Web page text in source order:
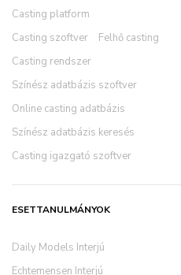
Casting platform
Casting szoftver
Felhő casting
Casting rendszer
Színész adatbázis szoftver
Online casting adatbázis
Színész adatbázis keresés
Casting igazgató szoftver
ESETTANULMÁNYOK
Daily Models Interjú
Echtemensen Interjú